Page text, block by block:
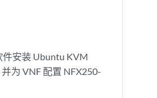
件安装 Ubuntu KVM
为 VNF 配置 NFX250-